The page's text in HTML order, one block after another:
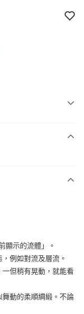
使用無須另外申請。
動跳轉到大哥付的交易
止日，確認付款後即完
確認頁面所載為準。
通過，訂單將自動取
你分期系統評分，恕無
)
顯示的流體」。
例如對流及層流。
但稍有晃動，就能看
動的柔順綢緞。不論